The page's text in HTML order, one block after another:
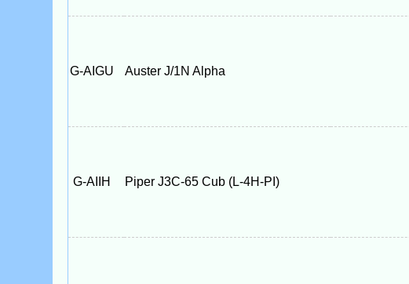
G-AIGU Auster J/1N Alpha
G-AIIH Piper J3C-65 Cub (L-4H-PI)